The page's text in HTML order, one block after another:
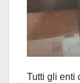
Tutti gli enti